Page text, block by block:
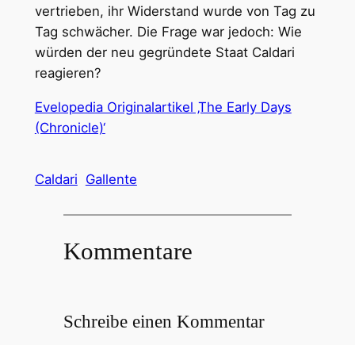
vertrieben, ihr Widerstand wurde von Tag zu
Tag schwächer. Die Frage war jedoch: Wie
würden der neu gegründete Staat Caldari
reagieren?
Evelopedia Originalartikel ‚The Early Days
(Chronicle)‘
Caldari Gallente
Kommentare
Schreibe einen Kommentar